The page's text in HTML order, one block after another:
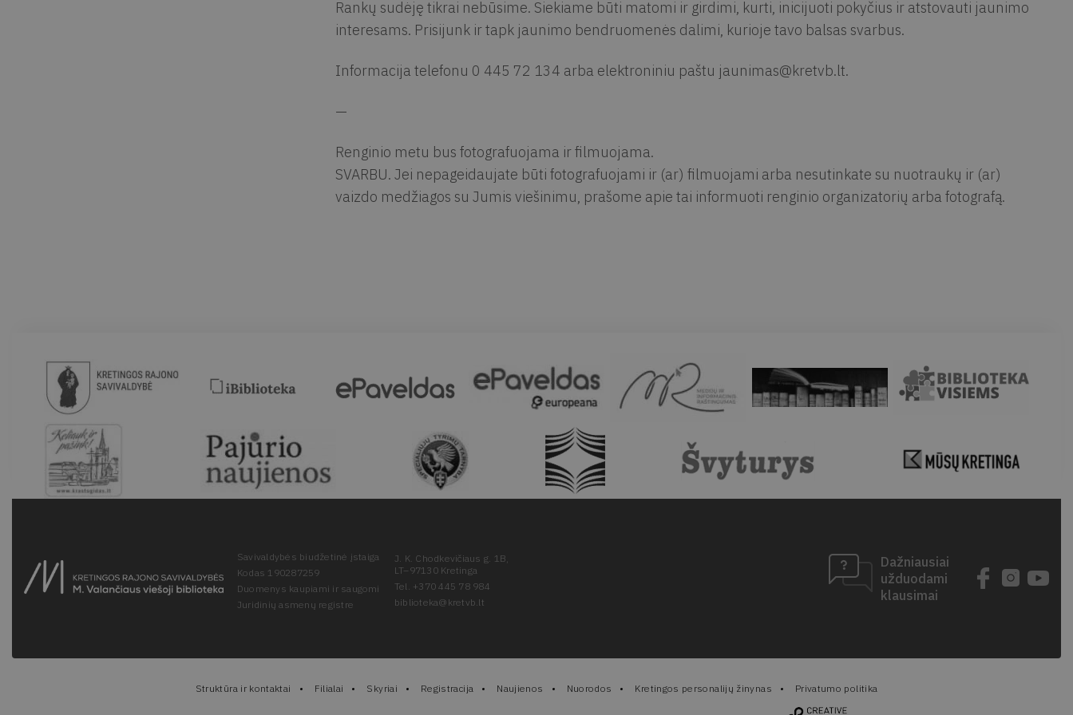
Rankų sudėję tikrai nebūsime. Siekiame būti matomi ir girdimi, kurti, inicijuoti pokyčius ir atstovauti jaunimo
interesams. Prisijunk ir tapk jaunimo bendruomenės dalimi, kurioje tavo balsas svarbus.
Informacija telefonu 0 445 72 134 arba elektroniniu paštu jaunimas@kretvb.lt.
—
Renginio metu bus fotografuojama ir filmuojama.
SVARBU. Jei nepageidaujate būti fotografuojami ir (ar) filmuojami arba nesutinkate su nuotraukų ir (ar)
vaizdo medžiagos su Jumis viešinimu, prašome apie tai informuoti renginio organizatorių arba fotografą.
Savivaldybės biudžetinė įstaiga
Kodas 190287259
Duomenys kaupiami ir saugomi
Juridinių asmenų registre
J. K. Chodkevičiaus g. 1B,
LT–97130 Kretinga
Tel. +370 445 78 984
biblioteka@kretvb.lt
Dažniausiai
užduodami
klausimai
Struktūra ir kontaktai Filialai Skyriai Registracija Naujienos Nuorodos Kretingos personalijų žinynas Privatumo politika